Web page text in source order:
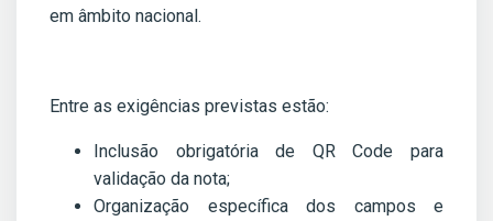
em âmbito nacional.
Entre as exigências previstas estão:
Inclusão obrigatória de QR Code para
validação da nota;
Organização específica dos campos e